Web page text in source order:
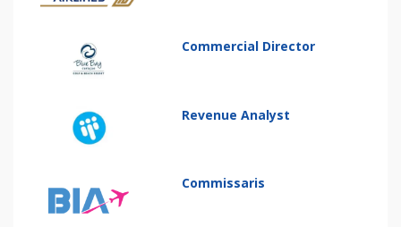
Commercial Director
Revenue Analyst
Commissaris